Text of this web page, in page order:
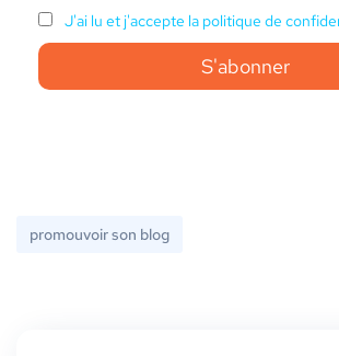
J'ai lu et j'accepte la politique de
promouvoir son blog